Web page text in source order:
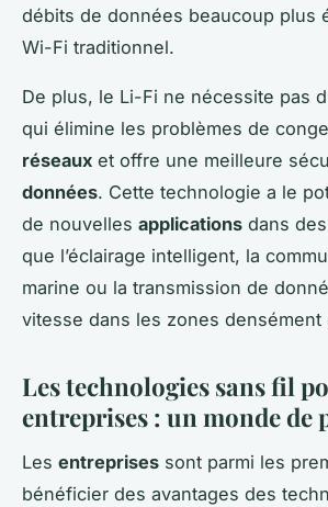
débits de données beaucoup plus
Wi-Fi traditionnel.
De plus, le Li-Fi ne nécessite pas
qui élimine les problèmes de
réseaux et offre une meilleure
données. Cette technologie a le
de nouvelles applications dans
que l’éclairage intelligent, la
marine ou la transmission de
vitesse dans les zones densément
Les technologies sans fil
entreprises : un monde de
Les entreprises sont parmi les
bénéficier des avantages des